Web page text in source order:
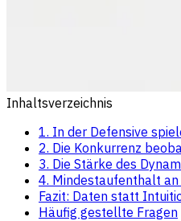
Inhaltsverzeichnis
1. In der Defensive
2. Die Konkurrenz
3. Die Stärke des
4. Mindestaufenthalt
Fazit: Daten statt
Häufig gestellte Fragen